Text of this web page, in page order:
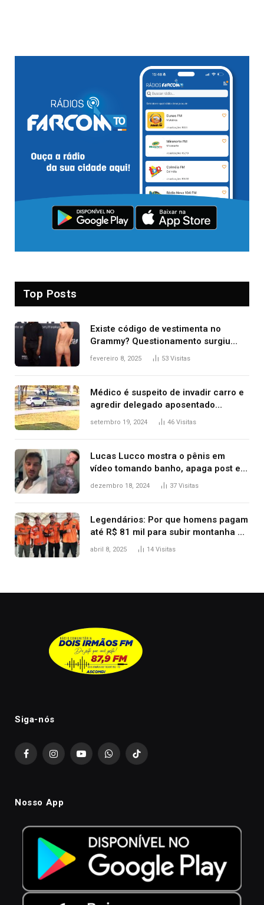
Top Posts
Existe código de vestimenta no
Grammy? Questionamento surgiu
após Bianca Censori, mulher de
fevereiro 8, 2025 53 Visitas
Médico é suspeito de invadir carro e
agredir delegado aposentado
durante confusão no trânsito
setembro 19, 2024 46 Visitas
Lucas Lucco mostra o pênis em
vídeo tomando banho, apaga post e
diz ‘foi mal’
dezembro 18, 2024 37 Visitas
Legendários: Por que homens pagam
até R$ 81 mil para subir montanha e
melhorar casamento?
abril 8, 2025 14 Visitas
Siga-nós
FacebookInstagramYouTubeWhatsAppTikTok
Nosso App